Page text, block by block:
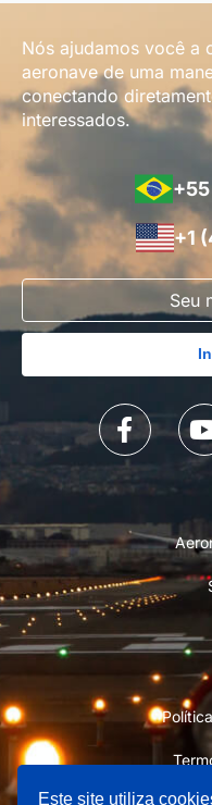
Nós ajudamos você a
aeronave de uma
conectando
interessados.
+1
Este site utiliza